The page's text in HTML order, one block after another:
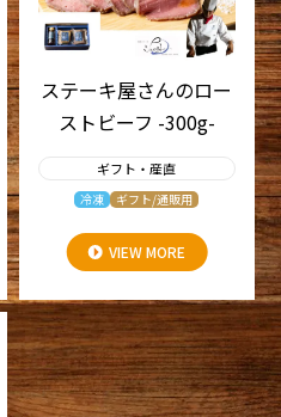
ステーキ屋さんのロー
ストビーフ -300g-
ギフト・産直
冷凍 ギフト/通販用
VIEW MORE